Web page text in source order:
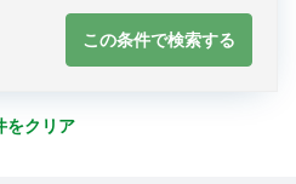
この条件で検索する
をクリア